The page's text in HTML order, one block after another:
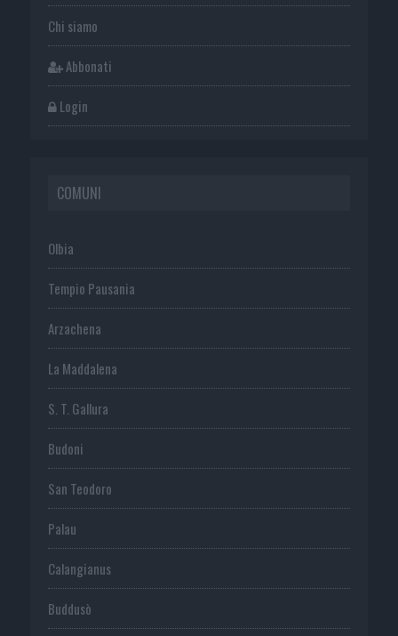
Chi siamo
Abbonati
Login
COMUNI
Olbia
Tempio Pausania
Arzachena
La Maddalena
S. T. Gallura
Budoni
San Teodoro
Palau
Calangianus
Buddusò